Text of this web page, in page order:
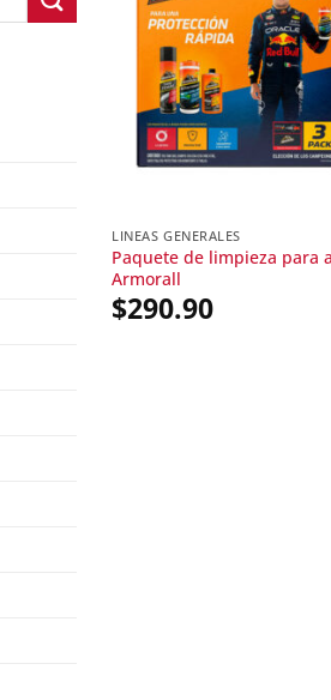
LINEAS GENERALES
Paquete de limpieza para
Armorall
$290.90